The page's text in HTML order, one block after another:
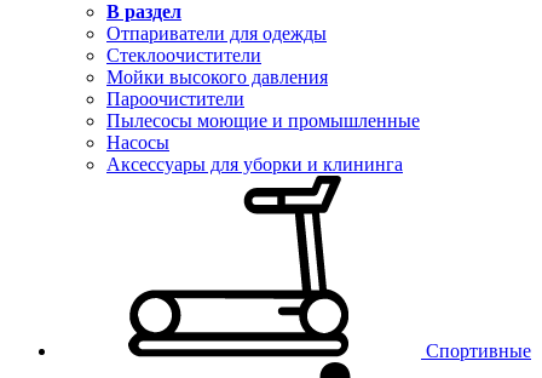
В раздел
Отпариватели для одежды
Стеклоочистители
Мойки высокого давления
Пароочистители
Пылесосы моющие и промышленные
Насосы
Аксессуары для уборки и клининга
Спортивные